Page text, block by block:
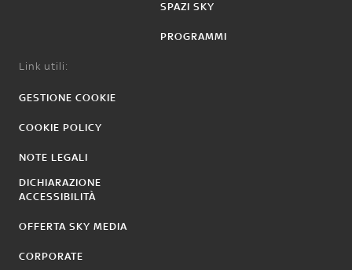
SPAZI SKY
PROGRAMMI
Link utili:
GESTIONE COOKIE
COOKIE POLICY
NOTE LEGALI
DICHIARAZIONE
ACCESSIBILITÀ
OFFERTA SKY MEDIA
CORPORATE